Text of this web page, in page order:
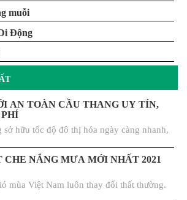
muỗi
Động
AN TOÀN CẦU THANG UY TÍN,
sở hữu tốc độ đô thị hóa ngày càng nhanh,
CHE NẮNG MƯA MỚI NHẤT 2021
mùa Việt Nam luôn thay đổi thất thường.